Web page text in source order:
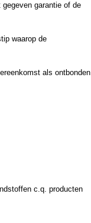
garantie of de
waarop de
als ontbonden
c.q. producten